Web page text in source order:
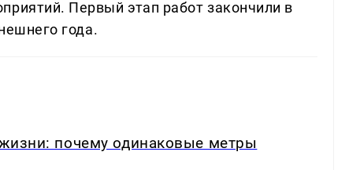
Первый этап работ закончили в
года.
почему одинаковые метры